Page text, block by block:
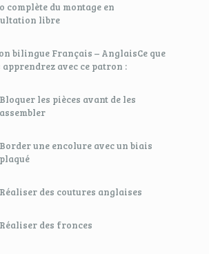
complète du montage en
libre
bilingue Français – AnglaisCe que
apprendrez avec ce patron :
Bloquer les pièces avant de les
assembler
Border une encolure avec un biais
plaqué
Réaliser des coutures anglaises
Réaliser des fronces